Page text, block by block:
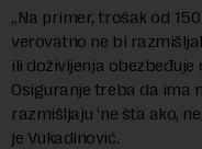
„Na primer, trošak od
verovatno ne bi
ili doživljenja obezbeđuje
Osiguranje treba da ima
razmišljaju ‘ne šta ako,
je Vukadinović.